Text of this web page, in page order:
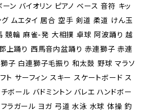
ン バイオリン ピアノ ベース 音符 キッ
グ ムエタイ 居合 空手 剣道 柔道 けん玉
競輪 麻雀-発 大相撲 卓球 阿波踊り 越
上踊り 西馬音内盆踊り 赤連獅子 赤連
子 白連獅子毛振り 和太鼓 野球 マラソ
ト サーフィン スキー スケートボード ス
ボール バドミントン バレエ ハンドボー
フラガール ヨガ 弓道 水泳 水球 体操 釣